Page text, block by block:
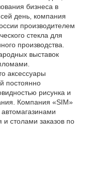
бизнеса в
день, компания
производителем
стекла для
производства.
выставок
аксессуары
постоянно
рисунка и
Компания «SIM»
и столами заказов по